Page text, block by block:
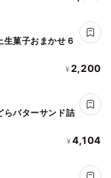
生菓子おまかせ６
¥ 2,200
らバターサンド詰
¥ 4,104